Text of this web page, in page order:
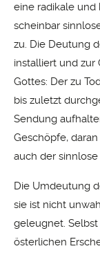
eine radikale und
scheinbar
zu. Die Deutung
installiert und zur
Gottes: Der zu
bis zuletzt
Sendung
Geschöpfe,
auch der sinnlose
Die Umdeutung
sie ist nicht
geleugnet.
österlichen